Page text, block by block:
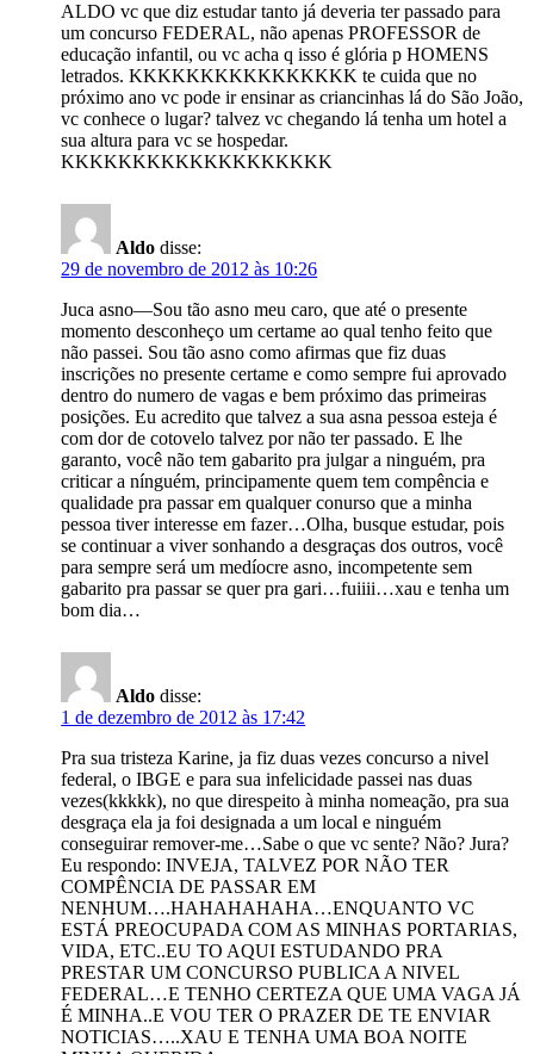
ALDO vc que diz estudar tanto já deveria ter passado para
um concurso FEDERAL, não apenas PROFESSOR de
educação infantil, ou vc acha q isso é glória p HOMENS
letrados. KKKKKKKKKKKKKKKK te cuida que no
próximo ano vc pode ir ensinar as criancinhas lá do São João,
vc conhece o lugar? talvez vc chegando lá tenha um hotel a
sua altura para vc se hospedar.
KKKKKKKKKKKKKKKKKKK
Aldo disse:
29 de novembro de 2012 às 10:26
Juca asno—Sou tão asno meu caro, que até o presente
momento desconheço um certame ao qual tenho feito que
não passei. Sou tão asno como afirmas que fiz duas
inscrições no presente certame e como sempre fui aprovado
dentro do numero de vagas e bem próximo das primeiras
posições. Eu acredito que talvez a sua asna pessoa esteja é
com dor de cotovelo talvez por não ter passado. E lhe
garanto, você não tem gabarito pra julgar a ninguém, pra
criticar a nínguém, principamente quem tem compência e
qualidade pra passar em qualquer conurso que a minha
pessoa tiver interesse em fazer…Olha, busque estudar, pois
se continuar a viver sonhando a desgraças dos outros, você
para sempre será um medíocre asno, incompetente sem
gabarito pra passar se quer pra gari…fuiiii…xau e tenha um
bom dia…
Aldo disse:
1 de dezembro de 2012 às 17:42
Pra sua tristeza Karine, ja fiz duas vezes concurso a nivel
federal, o IBGE e para sua infelicidade passei nas duas
vezes(kkkkk), no que direspeito à minha nomeação, pra sua
desgraça ela ja foi designada a um local e ninguém
conseguirar remover-me…Sabe o que vc sente? Não? Jura?
Eu respondo: INVEJA, TALVEZ POR NÃO TER
COMPÊNCIA DE PASSAR EM
NENHUM….HAHAHAHAHA…ENQUANTO VC
ESTÁ PREOCUPADA COM AS MINHAS PORTARIAS,
VIDA, ETC..EU TO AQUI ESTUDANDO PRA
PRESTAR UM CONCURSO PUBLICA A NIVEL
FEDERAL…E TENHO CERTEZA QUE UMA VAGA JÁ
É MINHA..E VOU TER O PRAZER DE TE ENVIAR
NOTICIAS…..XAU E TENHA UMA BOA NOITE